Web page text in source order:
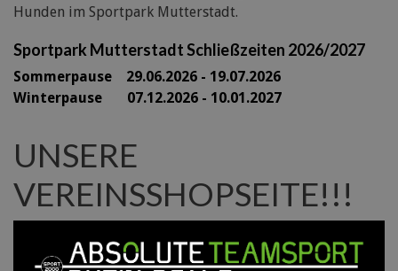
Hunden im Sportpark Mutterstadt.
Sportpark Mutterstadt Schließzeiten 2026/2027
Sommerpause 29.06.2026 - 19.07.2026
Winterpause 07.12.2026 - 10.01.2027
UNSERE
VEREINSSHOPSEITE!!!